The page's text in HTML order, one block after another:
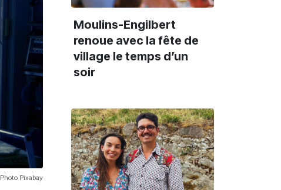
Photo Pixabay
Moulins-Engilbert
renoue avec la fête de
village le temps d’un
soir